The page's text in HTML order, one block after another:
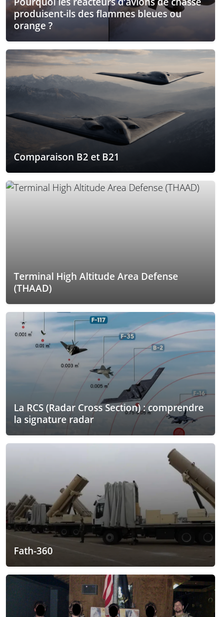
produisent-ils des flammes bleues ou
orange ?
Comparaison B2 et B21
Terminal High Altitude Area Defense
(THAAD)
La RCS (Radar Cross Section) : comprendre
la signature radar
Fath-360